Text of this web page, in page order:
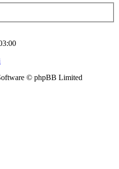
© phpBB Limited